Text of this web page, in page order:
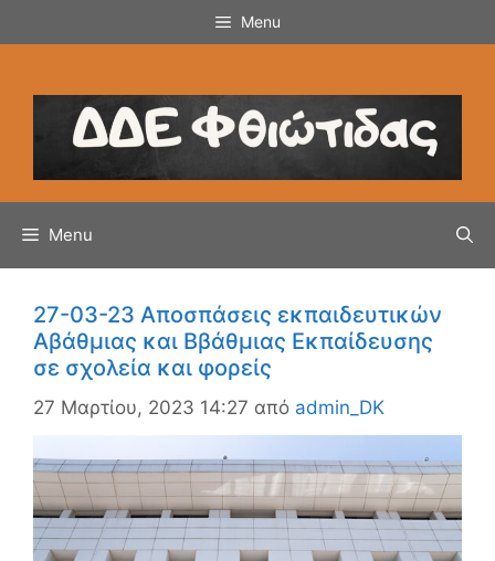
σε
Menu
Menu
27-03-23 Αποσπάσεις εκπαιδευτικών
Αβάθμιας και Ββάθμιας Εκπαίδευσης
σε σχολεία και φορείς
27 Μαρτίου, 2023 14:27 από admin_DK